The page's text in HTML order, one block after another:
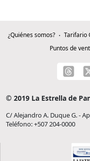
¿Quiénes somos? Tarifario
Puntos de
© 2019 La Estrella de
C/ Alejandro A. Duque G. -
Teléfono: +507 204-0000